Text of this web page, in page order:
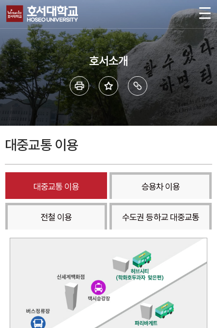
호서소개
대중교통 이용
대중교통 이용 승용차 이용
전철 이용 수도권 등하교 대중교통